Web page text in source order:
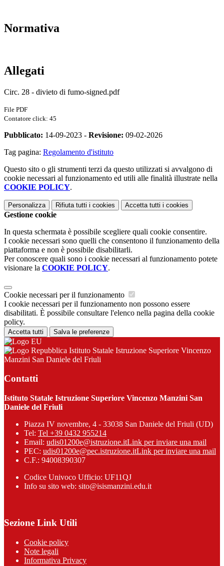
Normativa
Allegati
Circ. 28 - divieto di fumo-signed.pdf
File PDF
Contatore click: 45
Pubblicato: 14-09-2023 - Revisione: 09-02-2026
Tag pagina: Regolamento d'istituto
Questo sito o gli strumenti terzi da questo utilizzati si avvalgono di
cookie necessari al funzionamento ed utili alle finalità illustrate nella
COOKIE POLICY.
Personalizza Rifiuta tutti i cookies Accetta tutti i cookies
Gestione cookie
In questa schermata è possibile scegliere quali cookie consentire.
I cookie necessari sono quelli che consentono il funzionamento della
piattaforma e non è possibile disabilitarli.
Per conoscere quali sono i cookie necessari al funzionamento potete
visionare la COOKIE POLICY.
Cookie necessari per il funzionamento
I cookie necessari per il funzionamento non possono essere
disabilitati. È possibile consultare l'elenco nella pagina della cookie
policy.
Accetta tutti Salva le preferenze
Istituto Statale Istruzione Superiore Vincenzo
Manzini San Daniele del Friuli
Contatti
Istituto Statale Istruzione Superiore Vincenzo Manzini San
Daniele del Friuli
Piazza IV novembre, 4 - 33038 San Daniele del Friuli (UD)
Tel: Tel +39 0432 955214
Email: udis01200e@istruzione.itLink per inviare una mail
PEC: udis01200e@pec.istruzione.itLink per inviare una mail
C.F.: 94008390307
Codice Univoco Ufficio: UF11QJ
Info su sito web: sito@isismanzini.edu.it
Sezione Link Utili
Cookie policy
Note legali
Informativa Privacy